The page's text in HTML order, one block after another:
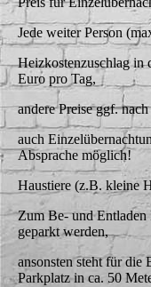
Jede weiter Person
Heizkostenzuschlag in
Euro pro Tag,
andere Preise ggf.
auch
Absprache möglich!
Haustiere (z.B. kleine
Zum Be- und
geparkt werden,
ansonsten steht für die
Parkplatz in ca. 50